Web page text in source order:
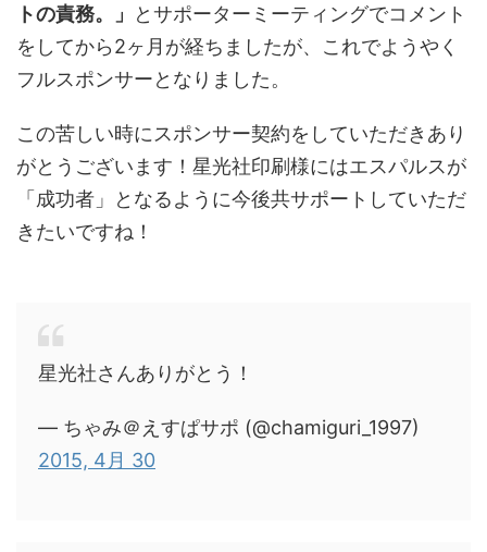
トの責務。」
とサポーターミーティングでコメント
をしてから2ヶ月が経ちましたが、これでようやく
フルスポンサーとなりました。
この苦しい時にスポンサー契約をしていただきあり
がとうございます！星光社印刷様にはエスパルスが
「成功者」となるように今後共サポートしていただ
きたいですね！
星光社さんありがとう！
— ちゃみ＠えすぱサポ (@chamiguri_1997)
2015, 4月 30